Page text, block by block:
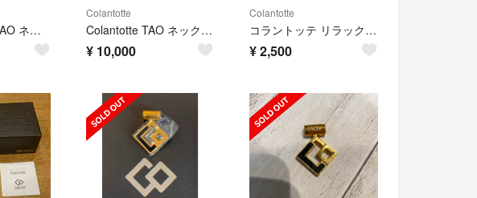
コラントッテ TAO ネックレス RAFFI シルバー
Colantotte
Colantotte TAO ネックレス
¥ 10,000
Colantotte
コラントッテ リラックスインナー
¥2,500